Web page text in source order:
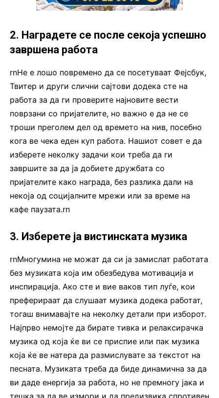
2. Наградете се после секоја успешно
завршена работа
rnНе е лошо повремено да се посетуваат Фејсбук,
Твитер и други слични сајтови додека сте на
работа за да ги проверите најновите вести
поврзани со пријателите, но важно е да не се
троши преголем дел од времето на нив, посебно
кога ве чека еден куп работа. Нашиот совет е да
изберете неколку задачи кои треба да ги
завршите за да ја добиете дружбата со
пријателите како награда, без разлика дали на
некоја од социјалните мрежи или за време на
кафе паузата.rn
3. Изберете ја вистинската музика
rnМногумина не можат да си ја замислат работата
без музиката која им обезбедува мотивација и
инспирација. Ако сте и вие ваков тип луѓе, кои
преферираат да слушаат музика додека работат,
тогаш внимавајте на неколку детали при изборот.
Најпрво немојте да бирате тивка и релаксирачка
музика од која ќе ви се приспие или пак музика
која ќе ве натера да размислувате за текстот на
песната. Музиката треба да биде динамична за да
ви даде енергија за работа, но не премногу јака и
тешка за да ве измори и да предизвика спротивен